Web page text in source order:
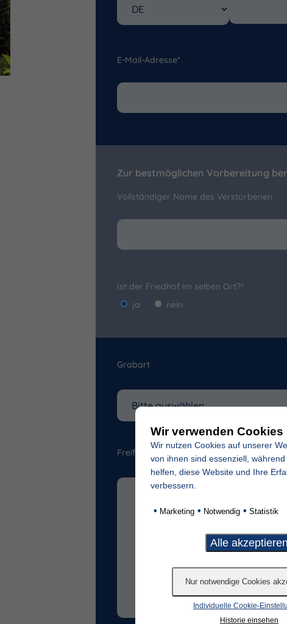
E-Mail-Adresse*
Zur bestmöglichen Vorbereitung
Vollständiger Name des Verstorbenen
Ist der Friedhof im selben Ort?*
ja
nein
Grabart
Freifeld für evtl. Anmerkungen
Wir verwenden Cookies
Wir nutzen Cookies auf unserer
von ihnen sind essenziell,
helfen, diese Website und Ihre
verbessern.
• Marketing • Notwendig • Statistik
Individuelle Cookie-
Historie einsehen